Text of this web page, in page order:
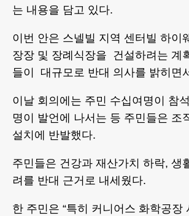
는 내용을 담고 있다.
이번 안은 스넬빌 지역 센터빌 하이
장장 및 장례식장을 건설하려는 계
들이 대규모로 반대 의사를 밝히면
이날 회의에는 주민 수십여명이 참
명이 발언에 나서는 등 주민들은 조
설치에 반발했다.
주민들은 건강과 재산가치 하락, 생
려를 반대 근거로 내세웠다.
한 주민은 “특히 커니어스 화학공장